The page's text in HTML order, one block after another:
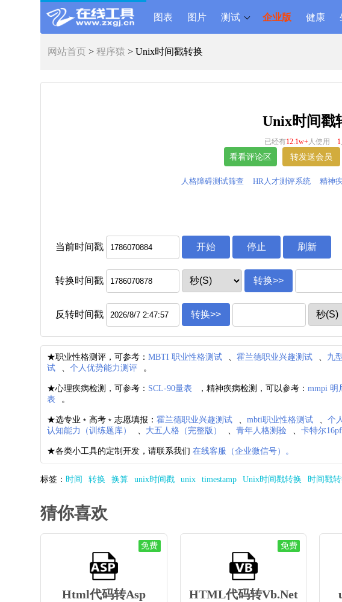
图表 图片 测试 企业版 健康
网站首页 >程序猿 > Unix时间戳转换
Unix时间戳
已经有12.1w+人使用 1
人格障碍测试筛查 HR人才测评系统 精神
当前时间戳
转换时间戳
反转时间戳
★职业性格测评，可参考：MBTI 职业性格测试 、霍兰德职业兴趣测试 、 九
试
、个人优势能力测评 。
★心理疾病检测，可参考： SCL-90量表 ，精神疾病检测，可以参考：mmpi 明
表
。
★选专业﹡高考﹡志愿填报：霍兰德职业兴趣测试 、mbti职业性格测试 、个
认知能力（训练题库）
、 大五人格（完整版） 、青年人格测验 、卡特尔16pf
★各类小工具的定制开发，请联系我们在线客服（企业微信号）。
标签： 时间 转换 换算 unix时间戳 unix timestamp Unix时间戳转换 时间戳
猜你喜欢
免费
Html代码转Asp
免费
HTML代码转Vb.Net